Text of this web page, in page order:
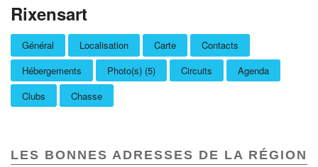
Rixensart
Général Localisation Carte
Contacts
Hébergements
Photo(s) (5) Circuits
Agenda
Clubs
Chasse
LES BONNES ADRESSES DE LA RÉGION